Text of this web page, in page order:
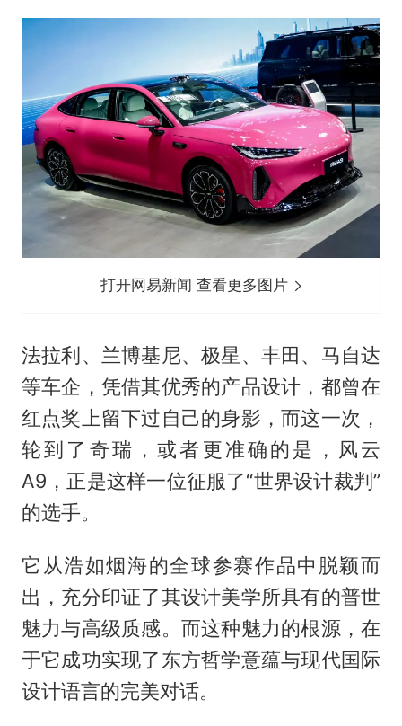
打开网易新闻 查看更多图片
法拉利、兰博基尼、极星、丰田、马自达
等车企，凭借其优秀的产品设计，都曾在
红点奖上留下过自己的身影，而这一次，
轮到了奇瑞，或者更准确的是，风云
A9，正是这样一位征服了“世界设计裁判”
的选手。
它从浩如烟海的全球参赛作品中脱颖而
出，充分印证了其设计美学所具有的普世
魅力与高级质感。而这种魅力的根源，在
于它成功实现了东方哲学意蕴与现代国际
设计语言的完美对话。